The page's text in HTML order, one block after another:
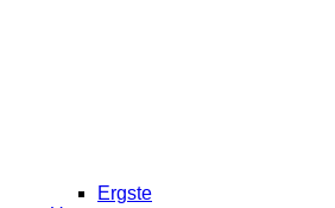
Ergste